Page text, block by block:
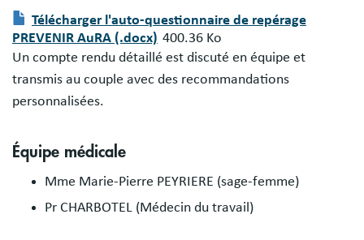
Document
Télécharger l'auto-questionnaire de repérage
PREVENIR AuRA (.docx) 400.36 Ko
Un compte rendu détaillé est discuté en équipe et
transmis au couple avec des recommandations
personnalisées.
Équipe médicale
Mme Marie-Pierre PEYRIERE (sage-femme)
Pr CHARBOTEL (Médecin du travail)